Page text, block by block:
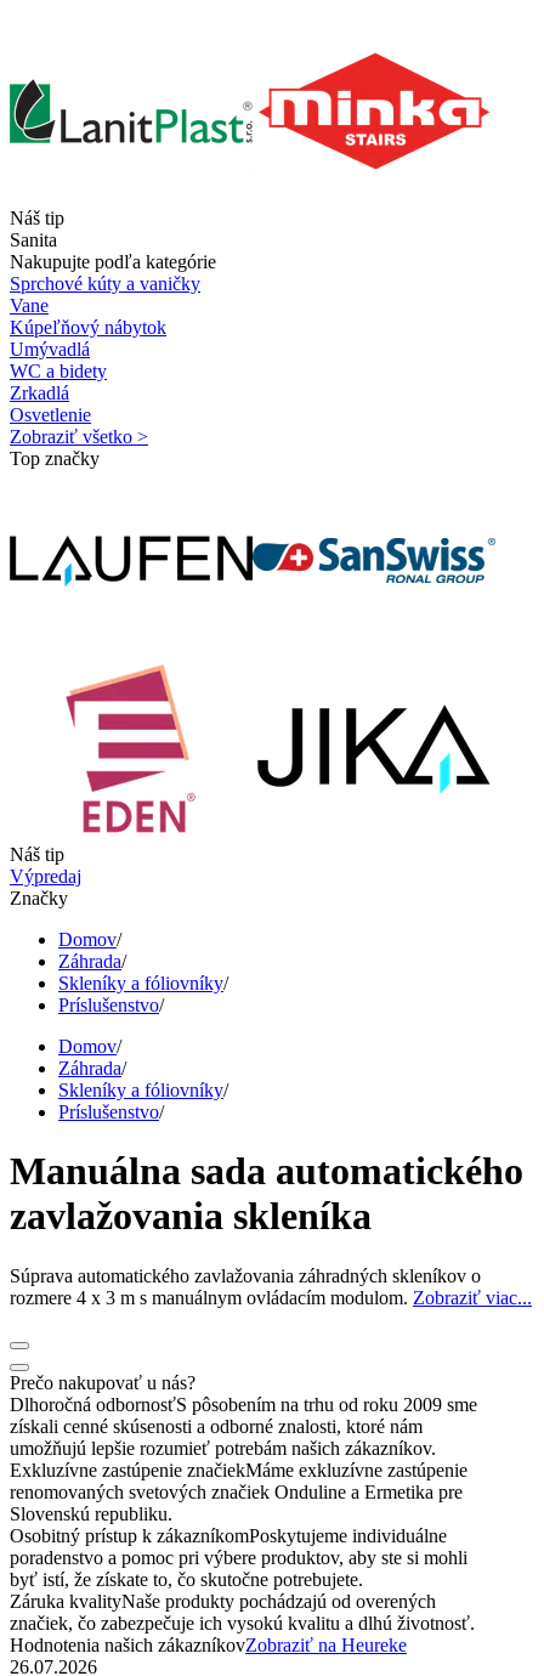
Náš tip
Sanita
Nakupujte podľa kategórie
Sprchové kúty a vaničky
Vane
Kúpeľňový nábytok
Umývadlá
WC a bidety
Zrkadlá
Osvetlenie
Zobraziť všetko >
Top značky
Náš tip
Výpredaj
Značky
Domov/
Záhrada/
Skleníky a fóliovníky/
Príslušenstvo/
Domov/
Záhrada/
Skleníky a fóliovníky/
Príslušenstvo/
Manuálna sada automatického
zavlažovania skleníka
Súprava automatického zavlažovania záhradných skleníkov o
rozmere 4 x 3 m s manuálnym ovládacím modulom. Zobraziť viac...
Prečo nakupovať u nás?
Dlhoročná odbornosťS pôsobením na trhu od roku 2009 sme
získali cenné skúsenosti a odborné znalosti, ktoré nám
umožňujú lepšie rozumieť potrebám našich zákazníkov.
Exkluzívne zastúpenie značiekMáme exkluzívne zastúpenie
renomovaných svetových značiek Onduline a Ermetika pre
Slovenskú republiku.
Osobitný prístup k zákazníkomPoskytujeme individuálne
poradenstvo a pomoc pri výbere produktov, aby ste si mohli
byť istí, že získate to, čo skutočne potrebujete.
Záruka kvalityNaše produkty pochádzajú od overených
značiek, čo zabezpečuje ich vysokú kvalitu a dlhú životnosť.
Hodnotenia našich zákazníkovZobraziť na Heureke
26.07.2026